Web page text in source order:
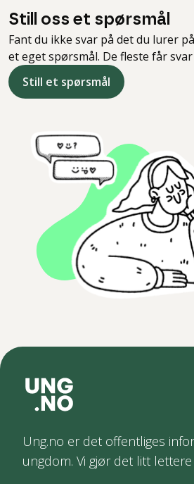
Still oss et spørsmål
Fant du ikke svar på det du lurer
et eget spørsmål. De fleste får
Still et spørsmål
Ung.no er det offentliges
ungdom. Vi gjør det litt